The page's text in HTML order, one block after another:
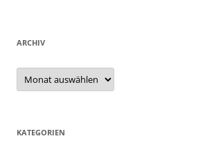
ARCHIV
Archiv
KATEGORIEN